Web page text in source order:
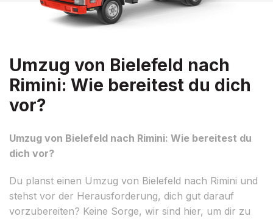
Umzug von Bielefeld nach
Rimini: Wie bereitest du dich
vor?
Umzug von Bielefeld nach Rimini: Wie bereitest du
dich vor?
Du planst einen Umzug von Bielefeld nach Rimini und
stehst vor der Herausforderung, dich gut darauf
vorzubereiten? Keine Sorge, wir sind hier, um dir zu